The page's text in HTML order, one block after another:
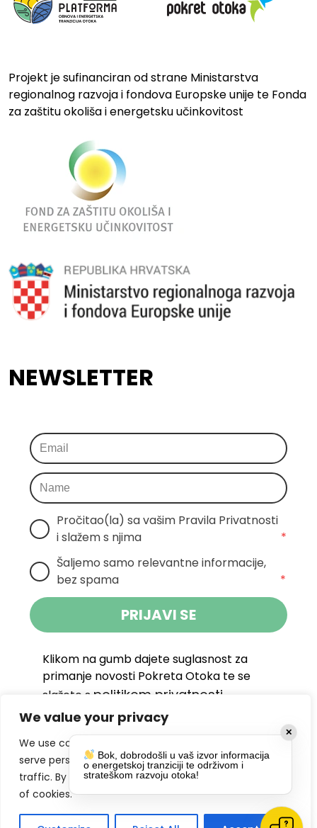
We value your privacy
We use cookies to enhance your browsing experience,
serve personalized ads or content, and analyze our
traffic. By clicking "Accept All", you consent to our use
of cookies.
Projekt je sufinanciran od strane Ministarstva
regionalnog razvoja i fondova Europske unije te Fonda
za zaštitu okoliša i energetsku učinkovitost
NEWSLETTER
Pročitao(la) sa vašim Pravila Privatnosti
i slažem s njima
*
Šaljemo samo relevantne informacije,
bez spama
*
PRIJAVI SE
Klikom na gumb dajete suglasnost za
primanje novosti Pokreta Otoka te se
slažete s politikom privatnosti.
DRUŠTVENE MREŽE ✕
Bok, dobrodošli u vaš izvor informacija
o energetskoj tranziciji te održivom i
strateškom razvoju otoka!